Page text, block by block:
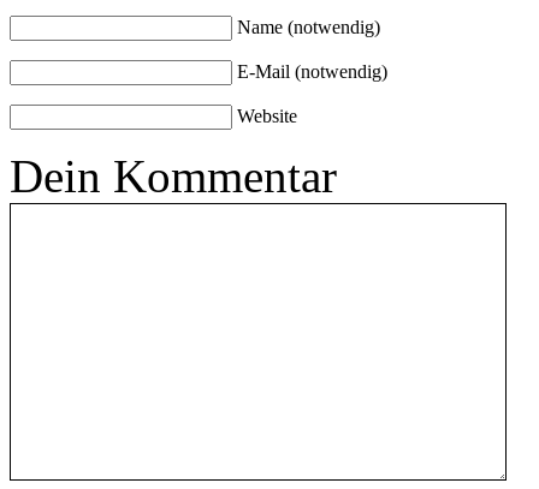
Name (notwendig)
E-Mail (notwendig)
Website
Dein Kommentar